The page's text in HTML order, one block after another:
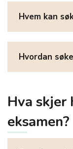
Hvem kan
Hvordan
Hva
eksamen?